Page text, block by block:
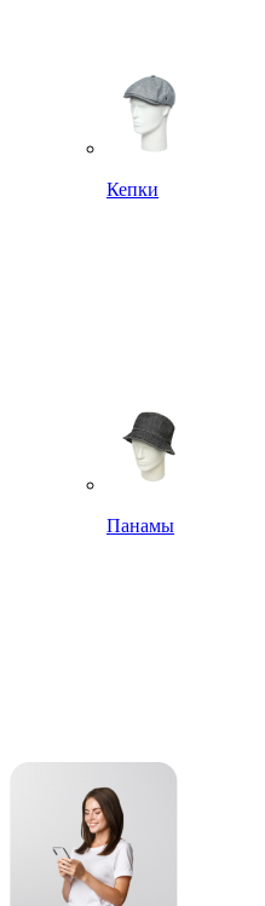
Кепки
Панамы